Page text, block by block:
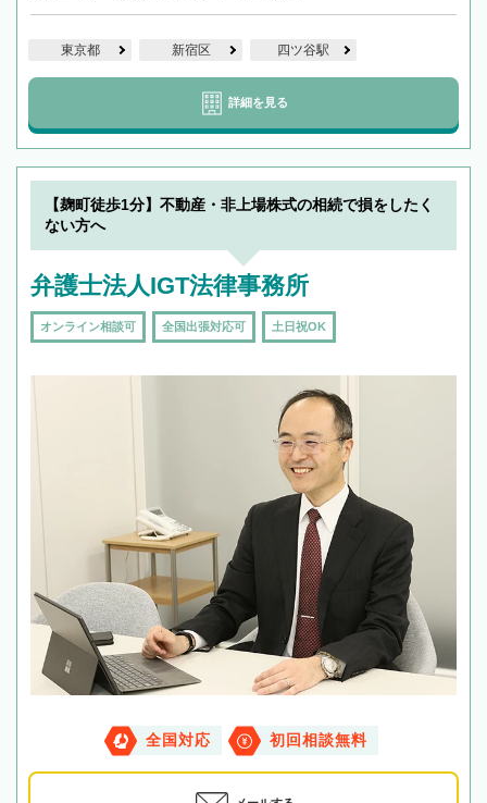
東京都 新宿区 四ツ谷駅
詳細を見る
【麹町徒歩1分】不動産・非上場株式の相続で損をしたく
ない方へ
弁護士法人IGT法律事務所
オンライン相談可 全国出張対応可 土日祝OK
全国対応 初回相談無料